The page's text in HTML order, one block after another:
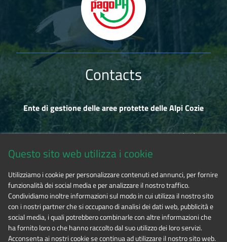
Contacts
Ente di gestione delle aree protette delle Alpi Cozie
Via Fransuà Fontan, 1 - 10050 Salbertrand (TO)
Tel. 0122.854720
E-mailalpicozie@cert.ruparpiemonte.it
Questo sito web utilizza i cookie
Utilizziamo i cookie per personalizzare contenuti ed annunci, per fornire
funzionalità dei social media e per analizzare il nostro traffico.
Condividiamo inoltre informazioni sul modo in cui utilizza il nostro sito
con i nostri partner che si occupano di analisi dei dati web, pubblicità e
social media, i quali potrebbero combinarle con altre informazioni che
ha fornito loro o che hanno raccolto dal suo utilizzo dei loro servizi.
Acconsenta ai nostri cookie se continua ad utilizzare il nostro sito web.